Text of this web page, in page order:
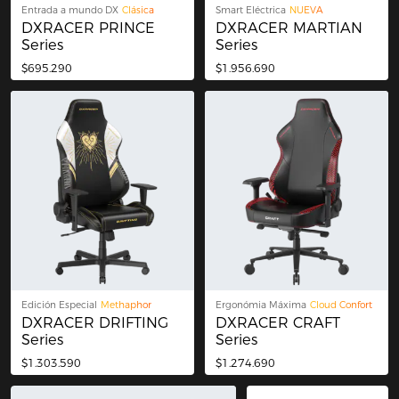
Entrada a mundo DX Clásica
DXRACER PRINCE
Series
$695.290
Smart Eléctrica NUEVA
DXRACER MARTIAN
Series
$1.956.690
Edición Especial Methaphor
DXRACER DRIFTING
Series
$1.303.590
Ergonómia Máxima Cloud Confort
DXRACER CRAFT
Series
$1.274.690